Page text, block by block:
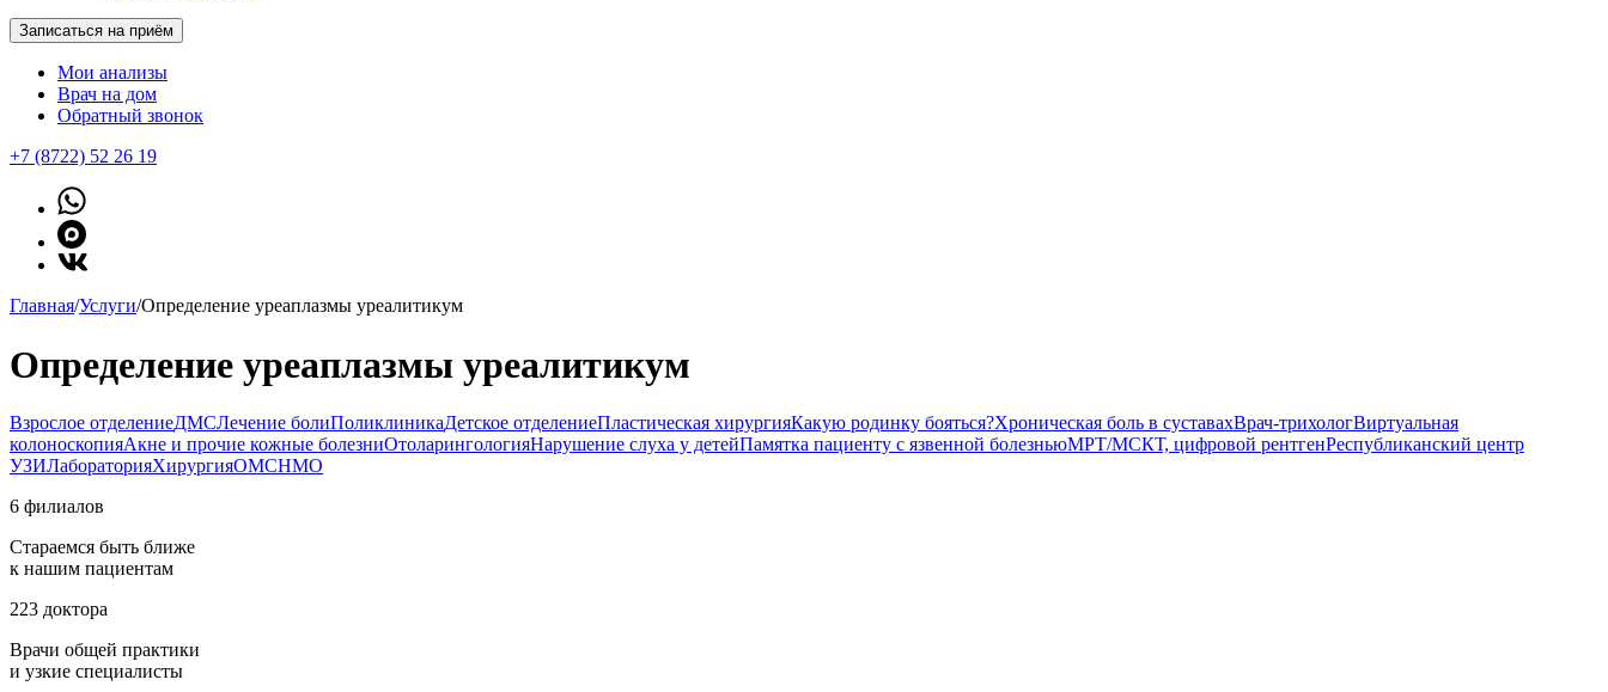
Записаться на приём
Мои анализы
Врач на дом
Обратный звонок
+7 (8722) 52 26 19
Главная/Услуги/Определение уреаплазмы уреалитикум
Определение уреаплазмы уреалитикум
Взрослое отделениеДМСЛечение болиПоликлиникаДетское отделениеПластическая хирургияКакую родинку бояться?Хроническая боль в суставахВрач-трихологВиртуальная
колоноскопияАкне и прочие кожные болезниОтоларингологияНарушение слуха у детейПамятка пациенту с язвенной болезньюМРТ/МСКТ, цифровой рентгенРеспубликанский центр
УЗИЛабораторияХирургияОМСНМО
6 филиалов
Стараемся быть ближе
к нашим пациентам
223 доктора
Врачи общей практики
и узкие специалисты